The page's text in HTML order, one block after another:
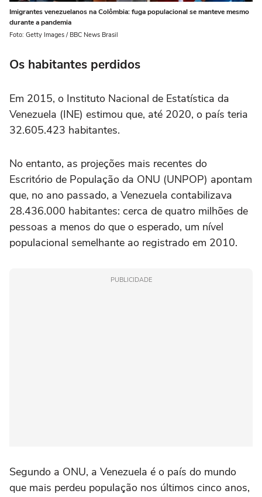
Imigrantes venezuelanos na Colômbia: fuga populacional se manteve mesmo
durante a pandemia
Foto: Getty Images / BBC News Brasil
Os habitantes perdidos
Em 2015, o Instituto Nacional de Estatística da
Venezuela (INE) estimou que, até 2020, o país teria
32.605.423 habitantes.
No entanto, as projeções mais recentes do
Escritório de População da ONU (UNPOP) apontam
que, no ano passado, a Venezuela contabilizava
28.436.000 habitantes: cerca de quatro milhões de
pessoas a menos do que o esperado, um nível
populacional semelhante ao registrado em 2010.
PUBLICIDADE
Segundo a ONU, a Venezuela é o país do mundo
que mais perdeu população nos últimos cinco anos,